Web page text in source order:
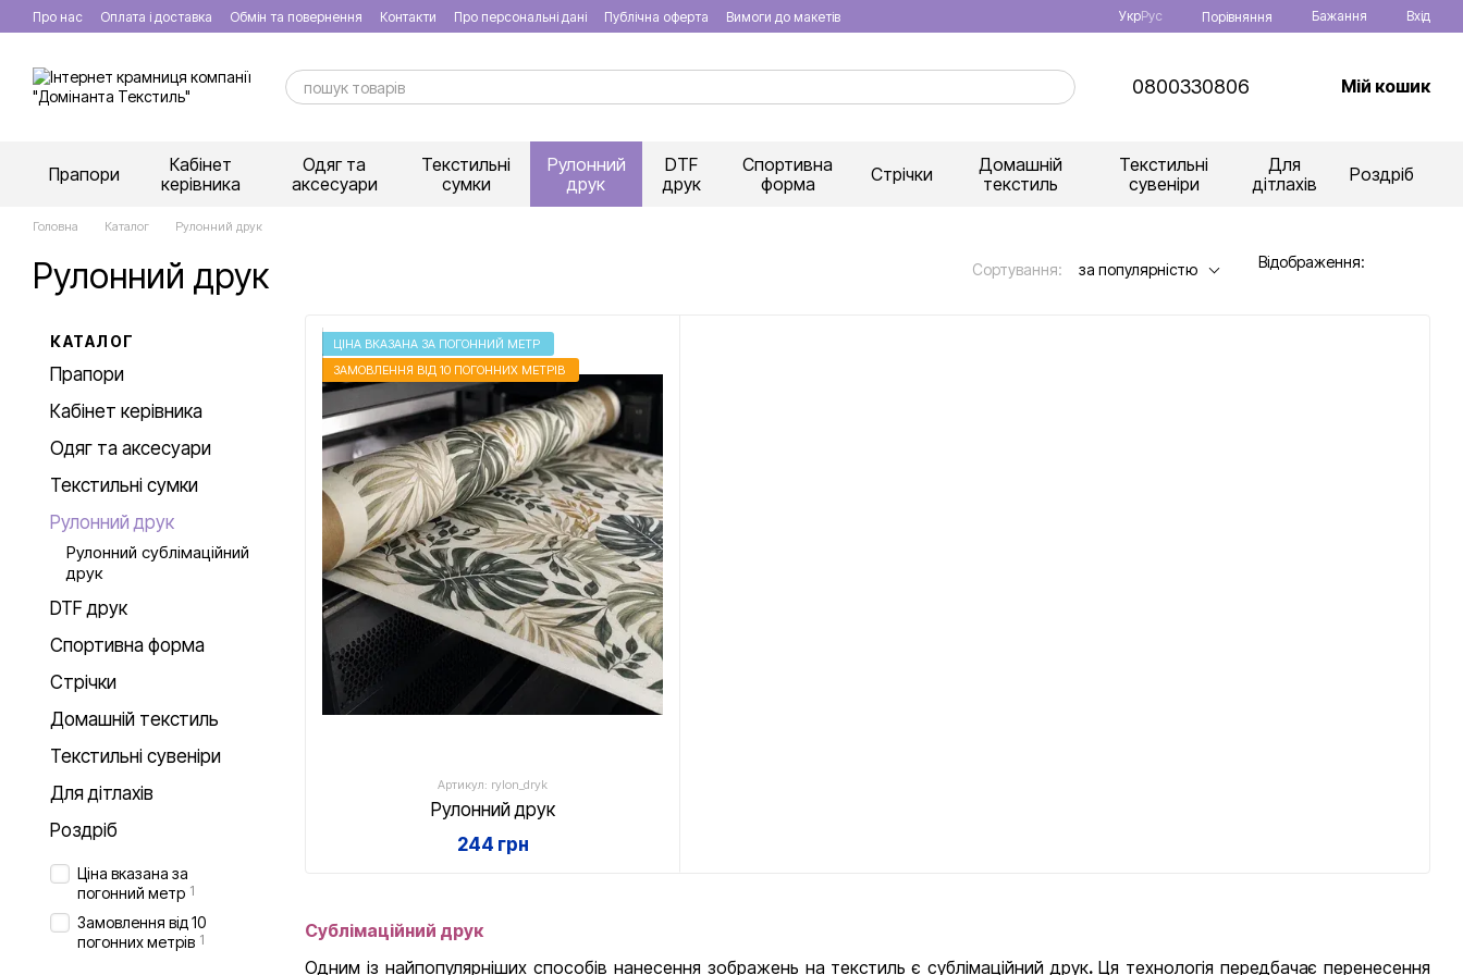
Перейти к основному контенту
Про нас Оплата і доставка Обмін та повернення Контакти Про персональні дані Публічна оферта Вимоги до макетів УкрРус Порівняння Бажання Вхід
0800330806 Мій кошик
Прапори
Кабінет
керівника
Одяг та
аксесуари
Текстильні
сумки
Рулонний
друк
DTF
друк
Спортивна
форма
Стрічки
Домашній
текстиль
Текстильні
сувеніри
Для
дітлахів
Роздріб
Головна Каталог Рулонний друк
Рулонний друк Сортування: за популярністю Відображення:
Сублімаційний друк
Одним із найпопулярніших способів нанесення зображень на текстиль єсублімаційний друк.Ця технологія передбачає перенесення
ЦІНА ВКАЗАНА ЗА ПОГОННИЙ МЕТР
ЗАМОВЛЕННЯ ВІД 10 ПОГОННИХ МЕТРІВ
Артикул: rylon_dryk
Рулонний друк
244 грн
КАТАЛОГ
Прапори
Кабінет керівника
Одяг та аксесуари
Текстильні сумки
Рулонний друк
Рулонний сублімаційний
друк
DTF друк
Спортивна форма
Стрічки
Домашній текстиль
Текстильні сувеніри
Для дітлахів
Роздріб
Ціна вказана за
погонний метр 1
Замовлення від 10
погонних метрів 1